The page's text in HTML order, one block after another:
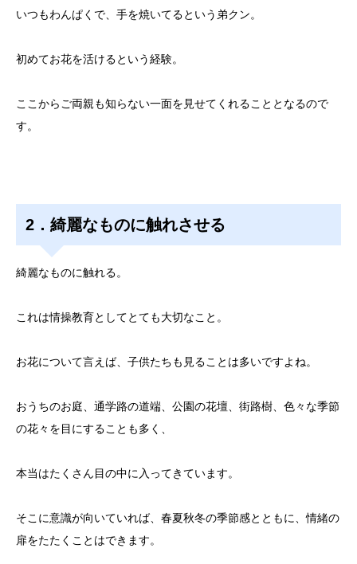
いつもわんぱくで、手を焼いてるという弟クン。
初めてお花を活けるという経験。
ここからご両親も知らない一面を見せてくれることとなるので
す。
2．綺麗なものに触れさせる
綺麗なものに触れる。
これは情操教育としてとても大切なこと。
お花について言えば、子供たちも見ることは多いですよね。
おうちのお庭、通学路の道端、公園の花壇、街路樹、色々な季節
の花々を目にすることも多く、
本当はたくさん目の中に入ってきています。
そこに意識が向いていれば、春夏秋冬の季節感とともに、情緒の
扉をたたくことはできます。